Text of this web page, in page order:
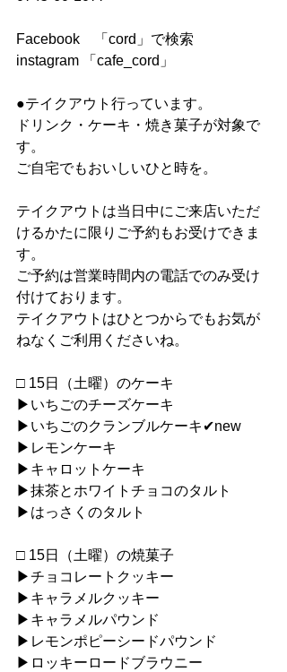
Facebook　「cord」で検索
instagram 「cafe_cord」
●テイクアウト行っています。
ドリンク・ケーキ・焼き菓子が対象で
す。
ご自宅でもおいしいひと時を。
テイクアウトは当日中にご来店いただ
けるかたに限りご予約もお受けできま
す。
ご予約は営業時間内の電話でのみ受け
付けております。
テイクアウトはひとつからでもお気が
ねなくご利用くださいね。
□ 15日（土曜）のケーキ
▶︎いちごのチーズケーキ
▶︎いちごのクランブルケーキ✔︎new
▶︎レモンケーキ
▶︎キャロットケーキ
▶︎抹茶とホワイトチョコのタルト
▶︎はっさくのタルト
□ 15日（土曜）の焼菓子
▶︎チョコレートクッキー
▶︎キャラメルクッキー
▶︎キャラメルパウンド
▶︎レモンポピーシードパウンド
▶︎ロッキーロードブラウニー